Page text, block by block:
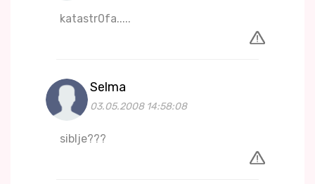
katastr0fa.....
Selma
03.05.2008 14:58:08
siblje???